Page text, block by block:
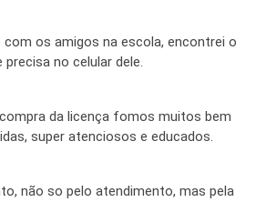
os amigos na escola, encontrei o
no celular dele.
da licença fomos muitos bem
super atenciosos e educados.
não so pelo atendimento, mas pela